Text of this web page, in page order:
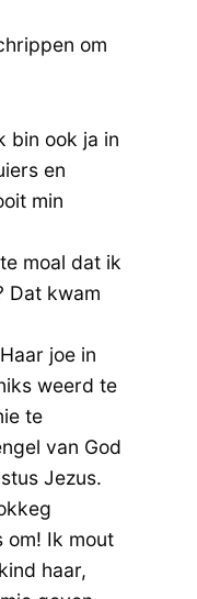
om
bin ook ja in
en
min
moal dat ik
Dat kwam
joe in
weerd te
te
van God
Jezus.
om! Ik mout
haar,